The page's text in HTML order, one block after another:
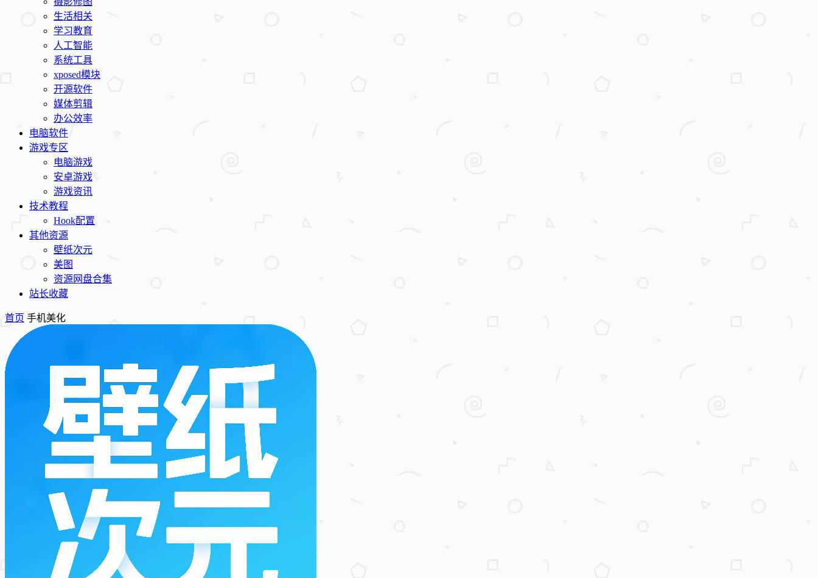
生活相关
学习教育
人工智能
系统工具
xposed模块
开源软件
媒体剪辑
办公效率
电脑软件
游戏专区
电脑游戏
安卓游戏
游戏资讯
技术教程
Hook配置
其他资源
壁纸次元
美图
资源网盘合集
站长收藏
首页 手机美化